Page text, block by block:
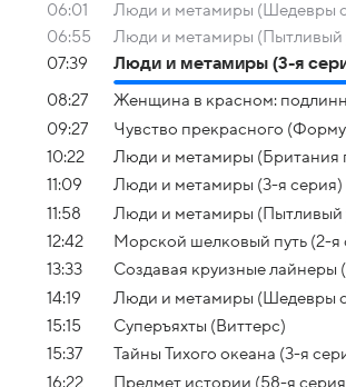
06:01
Люди и метамиры (Шедевры
06:55
Люди и метамиры (Пытливый
07:39
Люди и метамиры (3-я
08:27
Женщина в красном:
09:27
Чувство прекрасного
10:22
Люди и метамиры (Британия
11:09
Люди и метамиры (3-я серия)
11:58
Люди и метамиры (Пытливый
12:42
Морской шелковый путь (2-я
13:33
Создавая круизные лайнеры
14:19
Люди и метамиры (Шедевры
15:15
Суперъяхты (Виттерс)
15:37
Тайны Тихого океана (3-я
16:22
Предмет истории (58-я